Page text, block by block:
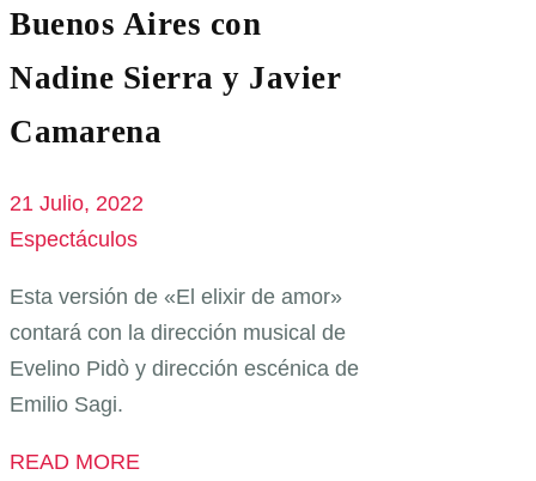
Buenos Aires con
Nadine Sierra y Javier
Camarena
21 Julio, 2022
Espectáculos
Esta versión de «El elixir de amor»
contará con la dirección musical de
Evelino Pidò y dirección escénica de
Emilio Sagi.
READ MORE